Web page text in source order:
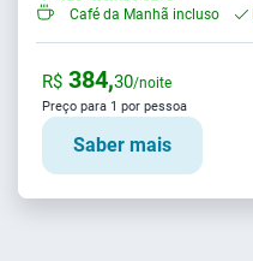
Café da Manhã incluso
R$ 384,30/noite
Preço para 1 por pessoa
Saber mais